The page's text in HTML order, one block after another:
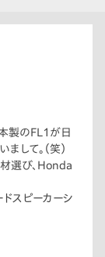
製のFL1が日
して。（笑）
選び、Honda
スピーカーシ
プレミアムサ